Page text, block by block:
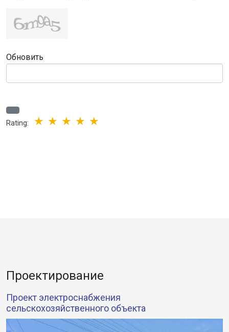
Обновить
Rating:
Проектирование
Проект электроснабжения
сельскохозяйственного объекта